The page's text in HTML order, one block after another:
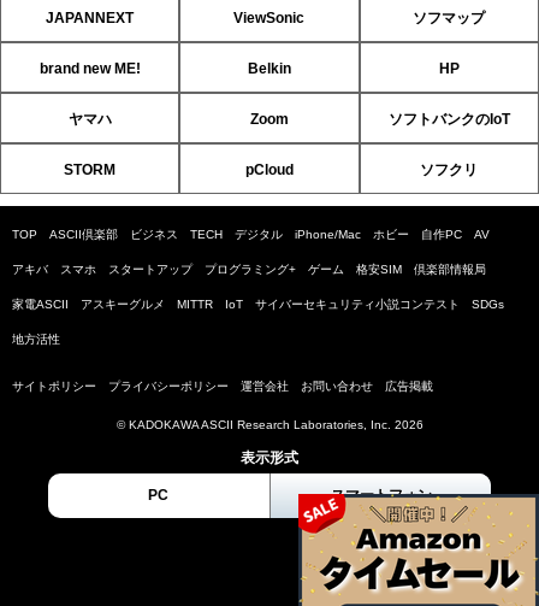
JAPANNEXT ViewSonic ソフマップ
brand new ME! Belkin HP
ヤマハ Zoom ソフトバンクのIoT
STORM pCloud ソフクリ
TOP ASCII倶楽部 ビジネス TECH デジタル iPhone/Mac ホビー 自作PC AV
アキバ スマホ スタートアップ プログラミング+ ゲーム 格安SIM 倶楽部情報局
家電ASCII アスキーグルメ MITTR IoT サイバーセキュリティ小説コンテスト SDGs
地方活性
サイトポリシー プライバシーポリシー 運営会社 お問い合わせ 広告掲載
© KADOKAWA ASCII Research Laboratories, Inc. 2026
表示形式
PC スマートフォン